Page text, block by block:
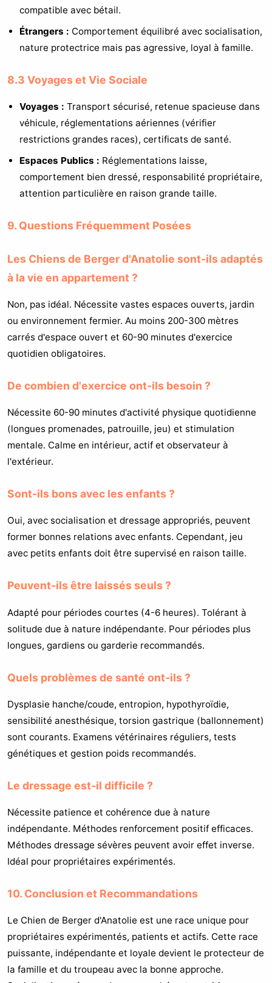
compatible avec bétail.
Étrangers : Comportement équilibré avec socialisation,
nature protectrice mais pas agressive, loyal à famille.
8.3 Voyages et Vie Sociale
Voyages : Transport sécurisé, retenue spacieuse dans
véhicule, réglementations aériennes (vérifier
restrictions grandes races), certificats de santé.
Espaces Publics : Réglementations laisse,
comportement bien dressé, responsabilité propriétaire,
attention particulière en raison grande taille.
9. Questions Fréquemment Posées
Les Chiens de Berger d'Anatolie sont-ils adaptés
à la vie en appartement ?
Non, pas idéal. Nécessite vastes espaces ouverts, jardin
ou environnement fermier. Au moins 200-300 mètres
carrés d'espace ouvert et 60-90 minutes d'exercice
quotidien obligatoires.
De combien d'exercice ont-ils besoin ?
Nécessite 60-90 minutes d'activité physique quotidienne
(longues promenades, patrouille, jeu) et stimulation
mentale. Calme en intérieur, actif et observateur à
l'extérieur.
Sont-ils bons avec les enfants ?
Oui, avec socialisation et dressage appropriés, peuvent
former bonnes relations avec enfants. Cependant, jeu
avec petits enfants doit être supervisé en raison taille.
Peuvent-ils être laissés seuls ?
Adapté pour périodes courtes (4-6 heures). Tolérant à
solitude due à nature indépendante. Pour périodes plus
longues, gardiens ou garderie recommandés.
Quels problèmes de santé ont-ils ?
Dysplasie hanche/coude, entropion, hypothyroïdie,
sensibilité anesthésique, torsion gastrique (ballonnement)
sont courants. Examens vétérinaires réguliers, tests
génétiques et gestion poids recommandés.
Le dressage est-il difficile ?
Nécessite patience et cohérence due à nature
indépendante. Méthodes renforcement positif efficaces.
Méthodes dressage sévères peuvent avoir effet inverse.
Idéal pour propriétaires expérimentés.
10. Conclusion et Recommandations
Le Chien de Berger d'Anatolie est une race unique pour
propriétaires expérimentés, patients et actifs. Cette race
puissante, indépendante et loyale devient le protecteur de
la famille et du troupeau avec la bonne approche.